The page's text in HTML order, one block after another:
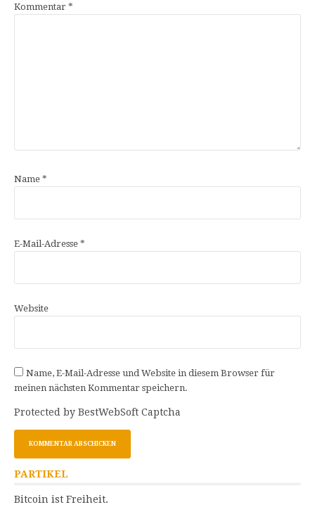
Kommentar *
Name *
E-Mail-Adresse *
Website
Name, E-Mail-Adresse und Website in diesem Browser für
meinen nächsten Kommentar speichern.
Protected by BestWebSoft Captcha
PARTIKEL
Bitcoin ist Freiheit.